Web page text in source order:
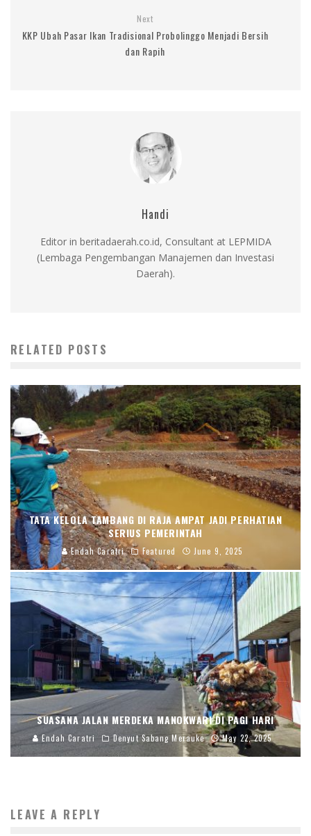
Next
KKP Ubah Pasar Ikan Tradisional Probolinggo Menjadi Bersih
dan Rapih
Handi
Editor in beritadaerah.co.id, Consultant at LEPMIDA
(Lembaga Pengembangan Manajemen dan Investasi
Daerah).
RELATED POSTS
TATA KELOLA TAMBANG DI RAJA AMPAT JADI PERHATIAN
SERIUS PEMERINTAH
Endah Caratri Featured June 9, 2025
SUASANA JALAN MERDEKA MANOKWARI DI PAGI HARI
Endah Caratri Denyut Sabang Merauke May 22, 2025
LEAVE A REPLY